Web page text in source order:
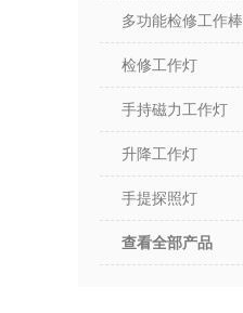
多功能检修工作棒
检修工作灯
手持磁力工作灯
升降工作灯
手提探照灯
查看全部产品